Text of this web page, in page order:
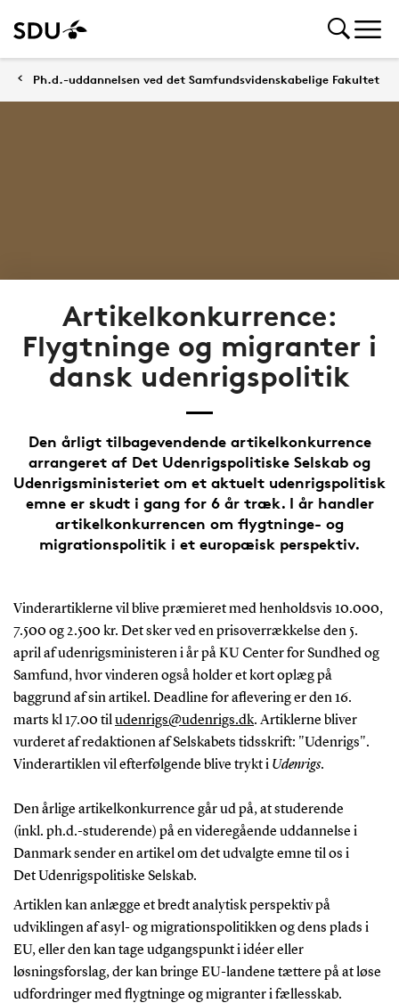
Ph.d.-uddannelsen ved det Samfundsvidenskabelige Fakultet
Artikelkonkurrence:
Flygtninge og migranter i
dansk udenrigspolitik
Den årligt tilbagevendende artikelkonkurrence
arrangeret af Det Udenrigspolitiske Selskab og
Udenrigsministeriet om et aktuelt udenrigspolitisk
emne er skudt i gang for 6 år træk. I år handler
artikelkonkurrencen om flygtninge- og
migrationspolitik i et europæisk perspektiv.
Vinderartiklerne vil blive præmieret med henholdsvis 10.000,
7.500 og 2.500 kr. Det sker ved en prisoverrækkelse den 5.
april af udenrigsministeren i år på KU Center for Sundhed og
Samfund, hvor vinderen også holder et kort oplæg på
baggrund af sin artikel. Deadline for aflevering er den 16.
marts kl 17.00 tiludenrigs@udenrigs.dk. Artiklerne bliver
vurderet af redaktionen af Selskabets tidsskrift: "Udenrigs".
Vinderartiklen vil efterfølgende blive trykt i Udenrigs.
Den årlige artikelkonkurrence går ud på, at studerende
(inkl. ph.d.-studerende) på en videregående uddannelse i
Danmark sender en artikel om det udvalgte emne til os i
Det Udenrigspolitiske Selskab.
Artiklen kan anlægge et bredt analytisk perspektiv på
udviklingen af asyl- og migrationspolitikken og dens plads i
EU, eller den kan tage udgangspunkt i idéer eller
løsningsforslag, der kan bringe EU-landene tættere på at løse
udfordringer med flygtninge og migranter i fællesskab.